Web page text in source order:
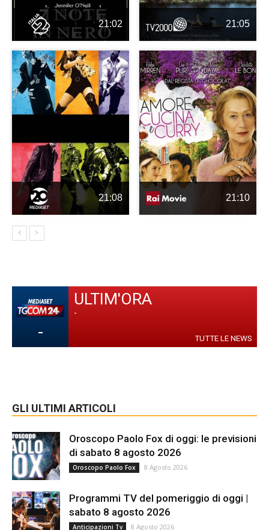
21:02 21:05
21:08 21:10
-
ULTIM'ORA
-
TUTTE LE NEWS
GLI ULTIMI ARTICOLI
Oroscopo Paolo Fox di oggi: le previsioni
di sabato 8 agosto 2026
Oroscopo Paolo Fox 8 Agosto 2026
Programmi TV del pomeriggio di oggi |
sabato 8 agosto 2026
Anticipazioni Tv 8 Agosto 2026